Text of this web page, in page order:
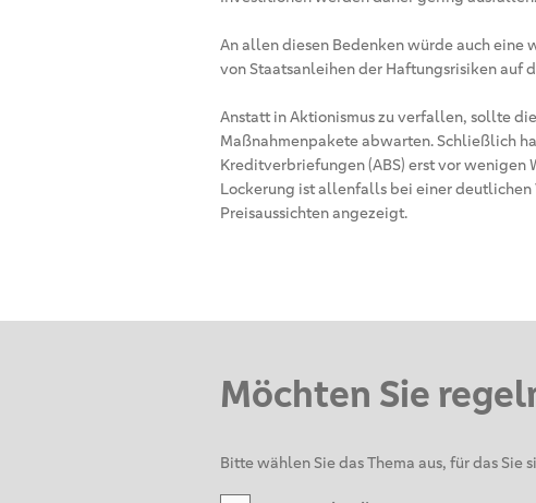
An allen diesen Bedenken würde auch
von Staatsanleihen der Haftungsrisiken auf
Anstatt in Aktionismus zu verfallen, sollte
Maßnahmenpakete abwarten. Schließlich
Kreditverbriefungen (ABS) erst vor
Lockerung ist allenfalls bei einer
Preisaussichten angezeigt.
Möchten Sie
Bitte wählen Sie das Thema aus, für das Sie